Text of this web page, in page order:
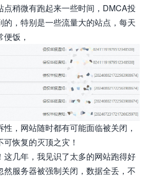
点稍微有跑起来一些时间，DMCA投
的，特别是一些流量大的站点，每天
饭，
，网站随时都有可能面临被关闭，
恢复的灭顶之灾！
这几年，我见识了太多的网站跑得好
然服务器被强制关闭，数据全丢，不